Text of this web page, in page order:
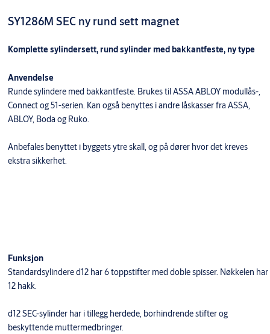
SY1286M SEC ny rund sett magnet
Komplette sylindersett, rund sylinder med bakkantfeste, ny type
Anvendelse
Runde sylindere med bakkantfeste. Brukes til ASSA ABLOY modullås-,
Connect og 51-serien. Kan også benyttes i andre låskasser fra ASSA,
ABLOY, Boda og Ruko.
Anbefales benyttet i byggets ytre skall, og på dører hvor det kreves
ekstra sikkerhet.
Funksjon
Standardsylindere d12 har 6 toppstifter med doble spisser. Nøkkelen har
12 hakk.
d12 SEC-sylinder har i tillegg herdede, borhindrende stifter og
beskyttende muttermedbringer.